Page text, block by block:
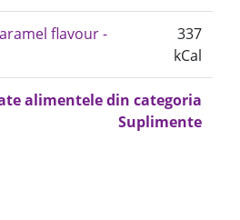
flavour -
337
kCal
alimentele din categoria
Suplimente